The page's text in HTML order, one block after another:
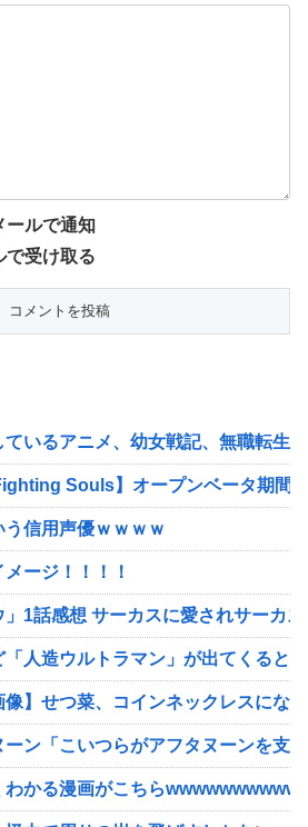
ールで通知
で受け取る
いるアニメ、幼女戦記、無職転生
Souls】オープンベータ期間
う信用声優ｗｗｗｗ
ージ！！！！
」1話感想 サーカスに愛されサーカ
人造ウルトラマン」が出てくると
像】せつ菜、コインネックレスにな
ーン「こいつらがアフタヌーンを支
わかる漫画がこちら